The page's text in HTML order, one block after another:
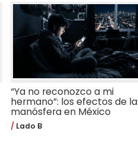
“Ya no reconozco a mi
hermano”: los efectos de la
manósfera en México
Lado B